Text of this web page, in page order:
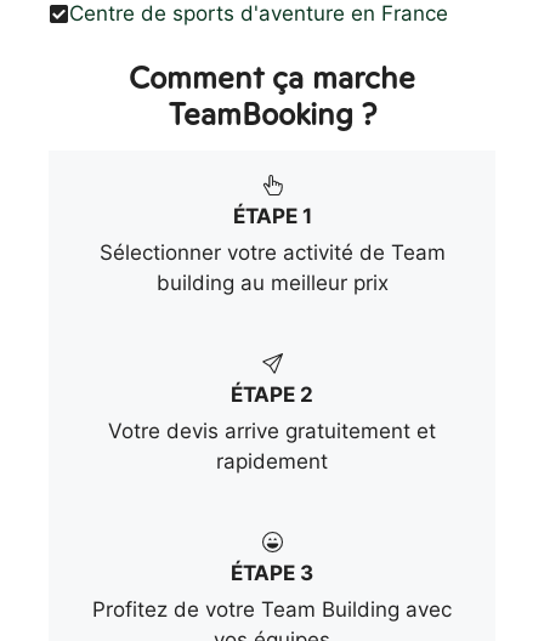
Centre de sports d'aventure en France
Comment ça marche
TeamBooking ?
ÉTAPE 1
Sélectionner votre activité de Team
building au meilleur prix
ÉTAPE 2
Votre devis arrive gratuitement et
rapidement
ÉTAPE 3
Profitez de votre Team Building avec